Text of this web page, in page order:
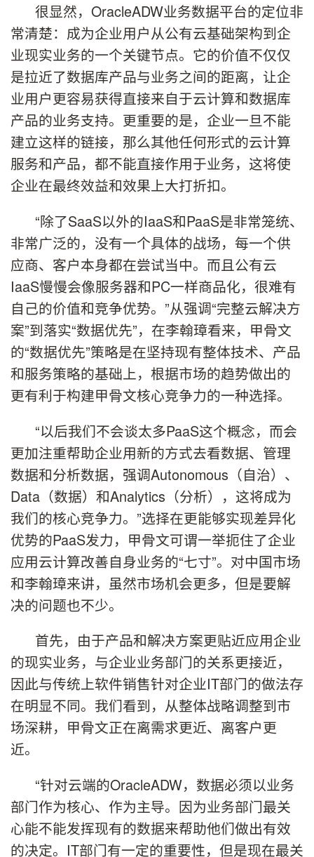
很显然，OracleADW业务数据平台的定位非
常清楚：成为企业用户从公有云基础架构到企
业现实业务的一个关键节点。它的价值不仅仅
是拉近了数据库产品与业务之间的距离，让企
业用户更容易获得直接来自于云计算和数据库
产品的业务支持。更重要的是，企业一旦不能
建立这样的链接，那么其他任何形式的云计算
服务和产品，都不能直接作用于业务，这将使
企业在最终效益和效果上大打折扣。
“除了SaaS以外的IaaS和PaaS是非常笼统、
非常广泛的，没有一个具体的战场，每一个供
应商、客户本身都在尝试当中。而且公有云
IaaS慢慢会像服务器和PC一样商品化，很难有
自己的价值和竞争优势。”从强调“完整云解决方
案”到落实“数据优先”，在李翰璋看来，甲骨文
的“数据优先”策略是在坚持现有整体技术、产品
和服务策略的基础上，根据市场的趋势做出的
更有利于构建甲骨文核心竞争力的一种选择。
“以后我们不会谈太多PaaS这个概念，而会
更加注重帮助企业用新的方式去看数据、管理
数据和分析数据，强调Autonomous（自治）、
Data（数据）和Analytics（分析），这将成为
我们的核心竞争力。”选择在更能够实现差异化
优势的PaaS发力，甲骨文可谓一举扼住了企业
应用云计算改善自身业务的“七寸”。对中国市场
和李翰璋来讲，虽然市场机会更多，但是要解
决的问题也不少。
首先，由于产品和解决方案更贴近应用企业
的现实业务，与企业业务部门的关系更接近，
因此与传统上软件销售针对企业IT部门的做法存
在明显不同。我们看到，从整体战略调整到市
场深耕，甲骨文正在离需求更近、离客户更
近。
“针对云端的OracleADW，数据必须以业务
部门作为核心、作为主导。因为业务部门最关
心能不能发挥现有的数据来帮助他们做出有效
的决定。IT部门有一定的重要性，但是现在最关